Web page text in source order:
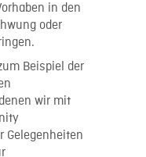
in den
oder
Beispiel der
wir mit
Gelegenheiten